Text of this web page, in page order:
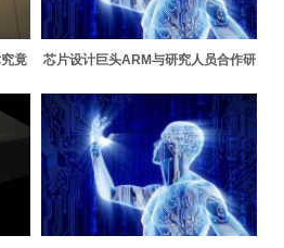
竟
芯片设计巨头ARM与研究人员合作研